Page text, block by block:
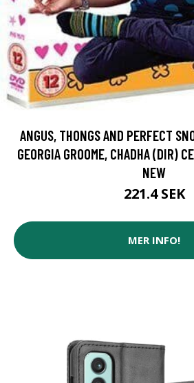
ANGUS, THONGS AND PERFECT
GEORGIA GROOME, CHADHA (DIR)
NEW
221.4 SEK
MER INFO!